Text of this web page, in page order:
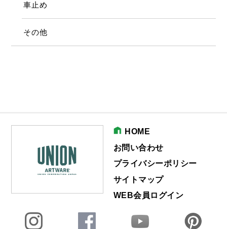
車止め
その他
HOME
お問い合わせ
プライバシーポリシー
サイトマップ
WEB会員ログイン